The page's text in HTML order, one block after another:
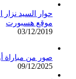
حوار السيد
موقع هسبورت
03/12/2019
صور من مباراة
09/12/2025